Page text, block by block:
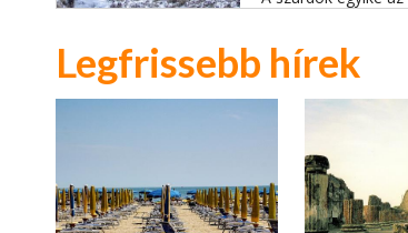
Legfrissebb hírek